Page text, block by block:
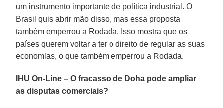
um instrumento importante de política industrial. O
Brasil quis abrir mão disso, mas essa proposta
também emperrou a Rodada. Isso mostra que os
países querem voltar a ter o direito de regular as suas
economias, o que também emperrou a Rodada.
IHU On-Line – O fracasso de Doha pode ampliar
as disputas comerciais?